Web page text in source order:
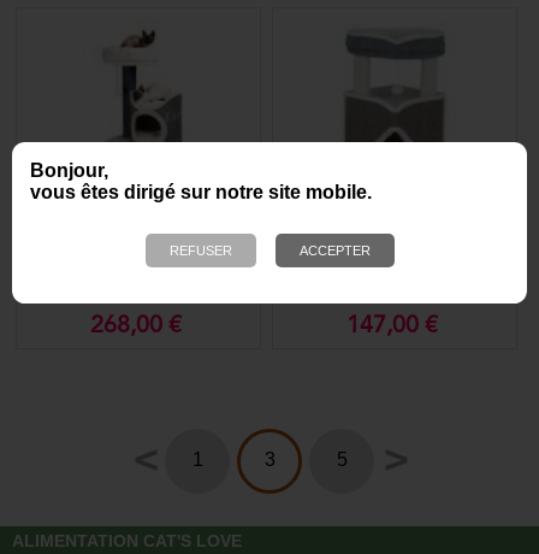
Bonjour,
vous êtes dirigé sur notre site mobile.
Arbre à chat Juana
268,00 €
Cat Tower Arma pour chat
147,00 €
1 3 5
ALIMENTATION CAT'S LOVE